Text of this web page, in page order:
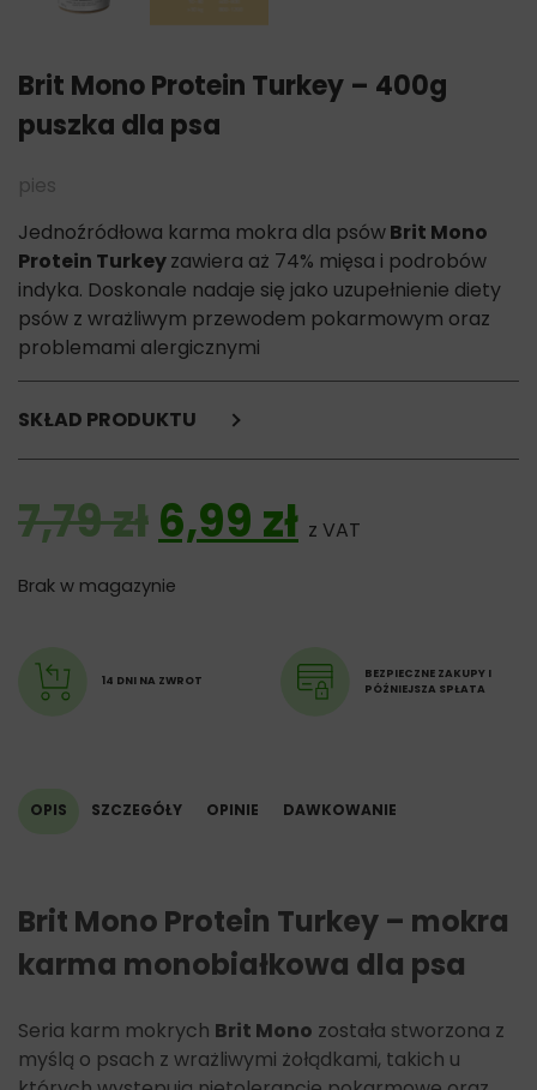
Brit Mono Protein Turkey – 400g
puszka dla psa
pies
Jednoźródłowa karma mokra dla psówBrit Mono
Protein Turkeyzawiera aż 74% mięsa i podrobów
indyka. Doskonale nadaje się jako uzupełnienie diety
psów z wrażliwym przewodem pokarmowym oraz
problemami alergicznymi
SKŁAD PRODUKTU
1% błonnik grochowy
białko surowe 9%,
popiół surowy 2%,
włókno surowe 0,5%,
7,79złPierwotna cena
6,99 złAktualna
z VAT
Brak w magazynie
14 DNI NA ZWROT
BEZPIECZNE ZAKUPY I
PÓŹNIEJSZA SPŁATA
OPIS SZCZEGÓŁY OPINIE DAWKOWANIE
Brit Mono Protein Turkey – mokra
karma monobiałkowa dla psa
Seria karm mokrych Brit Mono została stworzona z
myślą o psach z wrażliwymi żołądkami, takich u